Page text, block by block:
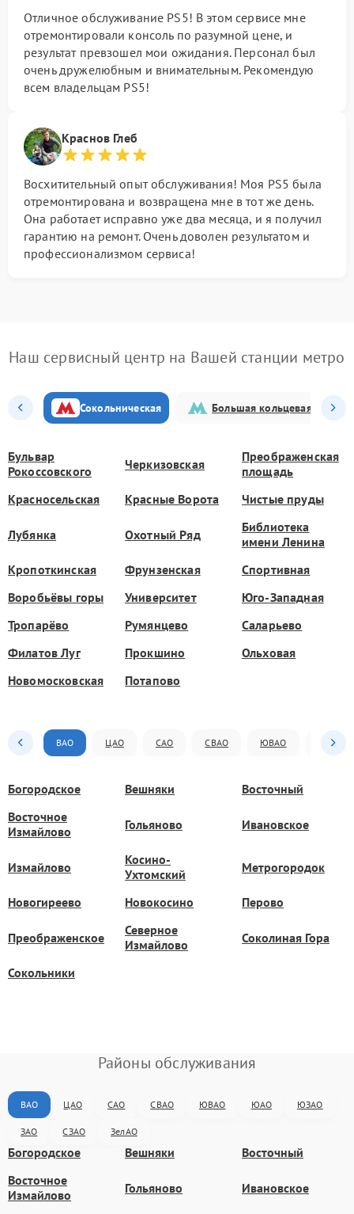
Отличное обслуживание PS5! В этом сервисе мне
отремонтировали консоль по разумной цене, и
результат превзошел мои ожидания. Персонал был
очень дружелюбным и внимательным. Рекомендую
всем владельцам PS5!
Краснов Глеб
Восхитительный опыт обслуживания! Моя PS5 была
отремонтирована и возвращена мне в тот же день.
Она работает исправно уже два месяца, и я получил
гарантию на ремонт. Очень доволен результатом и
профессионализмом сервиса!
Наш сервисный центр на Вашей станции метро
Сокольническая Большая кольцевая
Бульвар
Рокоссовского
Черкизовская
Преображенская
площадь
Красносельская
Красные Ворота Чистые пруды
Лубянка Охотный Ряд
Библиотека
имени Ленина
Кропоткинская
Фрунзенская
Спортивная
Воробьёвы горы
Университет
Юго-Западная
Тропарёво
Румянцево
Саларьево
Филатов Луг
Прокшино
Ольховая
Новомосковская
Потапово
ВАО ЦАО САО СВАО ЮВАО ЮАО
Богородское Вешняки
Восточный
Восточное
Измайлово
Гольяново Ивановское
Измайлово
Косино-
Ухтомский
Метрогородок
Новогиреево Новокосино Перово
Преображенское
Северное
Измайлово
Соколиная Гора
Сокольники
Районы обслуживания
ВАО ЦАО САО СВАО ЮВАО ЮАО ЮЗАО
ЗАО СЗАО ЗелАО
Богородское Вешняки
Восточный
Восточное
Измайлово
Гольяново Ивановское